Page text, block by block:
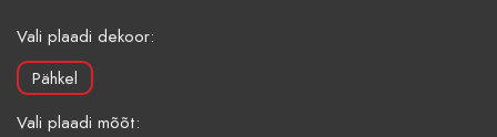
Vali plaadi dekoor:
Pähkel
Vali plaadi mõõt: